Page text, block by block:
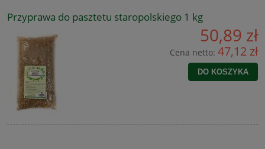
Przyprawa do pasztetu staropolskiego 1 kg
50,89 zł
Cena netto: 47,12 zł
DO KOSZYKA